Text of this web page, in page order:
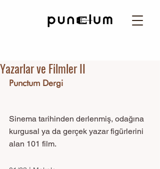
Yazarlar ve Filmler II
Punctum Dergi
Sinema tarihinden derlenmiş, odağına
kurgusal ya da gerçek yazar figürlerini
alan 101 film.